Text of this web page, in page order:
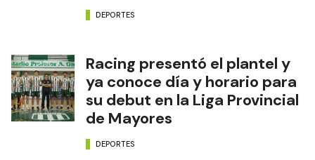
DEPORTES
Racing presentó el plantel y
ya conoce día y horario para
su debut en la Liga Provincial
de Mayores
DEPORTES